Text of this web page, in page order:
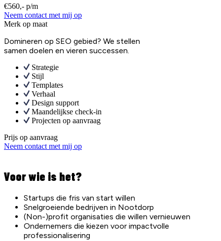
€560,- p/m
Neem contact met mij op
Merk op maat
Domineren op SEO gebied? We stellen
samen doelen en vieren successen.
Strategie
Stijl
Templates
Verhaal
Design support
Maandelijkse check-in
Projecten op aanvraag
Prijs op aanvraag
Neem contact met mij op
Voor wie is het?
Startups die fris van start willen
Snelgroeiende bedrijven in Nootdorp
(Non-)profit organisaties die willen vernieuwen
Ondernemers die kiezen voor impactvolle
professionalisering